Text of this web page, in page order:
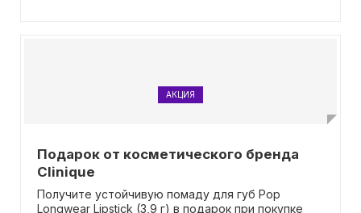
АКЦИЯ
Подарок от косметического бренда
Clinique
Получите устойчивую помаду для губ Pop
Longwear Lipstick (3,9 г) в подарок при покупке